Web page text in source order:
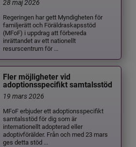
28 maj 2026
Regeringen har gett Myndigheten för
familjerätt och Föräldraskapsstöd
(MFoF) i uppdrag att förbereda
inrättandet av ett nationellt
resurscentrum för ...
Fler möjligheter vid
adoptionsspecifikt samtalsstöd
19 mars 2026
MFoF erbjuder ett adoptionsspecifikt
samtalsstöd för dig som är
internationellt adopterad eller
adoptivförälder. Från och med 23 mars
ges detta stöd ...